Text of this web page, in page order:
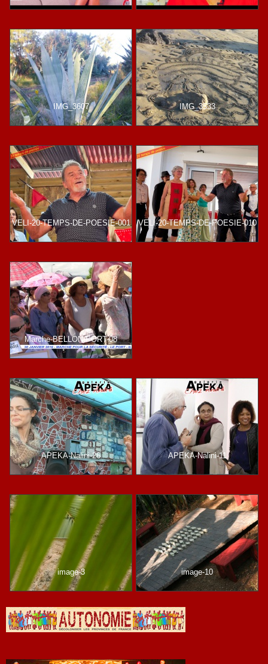
IMG_3607 IMG_3533
VELI-20-TEMPS-DE-POESIE-001 VELI-20-TEMPS-DE-POESIE-010
Marche-BELLON-PORT-08
APEKA-Nalini-26 APEKA-Nalini-11
image-3 image-10